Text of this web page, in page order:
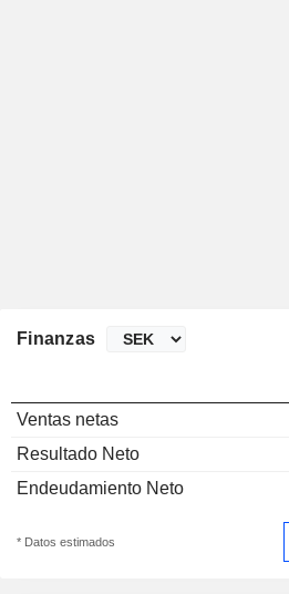
Finanzas
Ventas netas
Resultado Neto
Endeudamiento Neto
* Datos estimados